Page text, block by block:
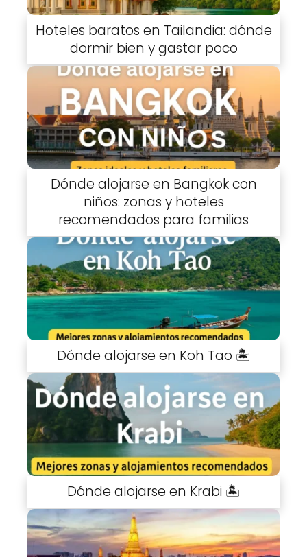
Hoteles baratos en Tailandia: dónde
dormir bien y gastar poco
Dónde alojarse en Bangkok con
niños: zonas y hoteles
recomendados para familias
Dónde alojarse en Koh Tao 🏝️
Dónde alojarse en Krabi 🏝️